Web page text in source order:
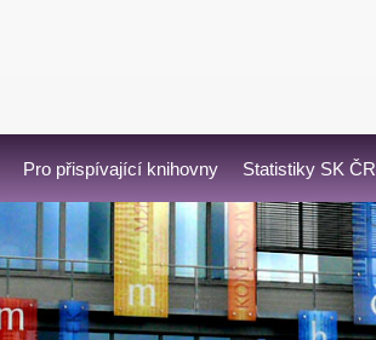
Pro přispívající knihovny Statistiky SK ČR